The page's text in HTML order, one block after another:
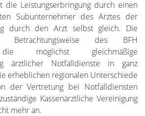
die Leistungserbringung durch einen
Subunternehmer des Arztes der
durch den Arzt selbst gleich. Die
Betrachtungsweise des BFH
möglichst gleichmäßige
ärztlicher Notfalldienste in ganz
erheblichen regionalen Unterschiede
der Vertretung bei Notfalldiensten
Kassenärztliche Vereinigung
mehr an.